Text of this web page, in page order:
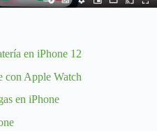
en iPhone 12
con Apple Watch
en iPhone